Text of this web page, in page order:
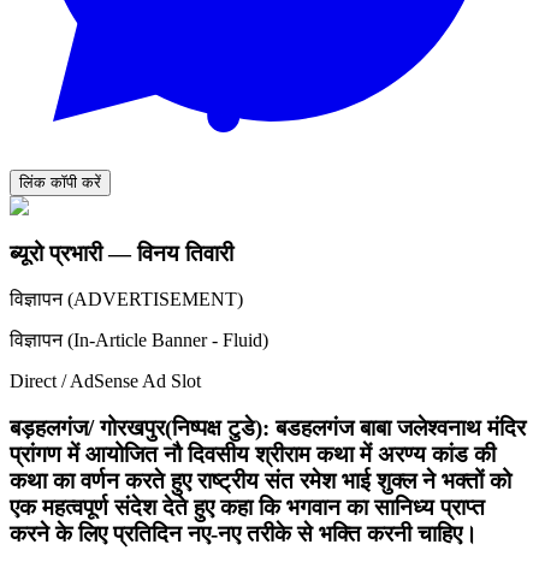
लिंक कॉपी करें
ब्यूरो प्रभारी — विनय तिवारी
विज्ञापन (ADVERTISEMENT)
विज्ञापन (In-Article Banner - Fluid)
Direct / AdSense Ad Slot
बड़हलगंज/ गोरखपुर(निष्पक्ष टुडे): बडहलगंज बाबा जलेश्वनाथ मंदिर
प्रांगण में आयोजित नौ दिवसीय श्रीराम कथा में अरण्य कांड की
कथा का वर्णन करते हुए राष्ट्रीय संत रमेश भाई शुक्ल ने भक्तों को
एक महत्वपूर्ण संदेश देते हुए कहा कि भगवान का सानिध्य प्राप्त
करने के लिए प्रतिदिन नए-नए तरीके से भक्ति करनी चाहिए।